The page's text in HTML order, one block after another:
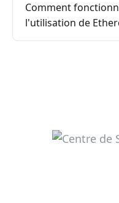
Comment
l'utilisation de